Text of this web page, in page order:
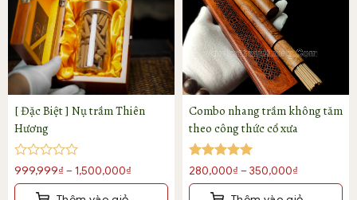
[ Đặc Biệt ] Nụ trầm Thiên
Hương
Được
xếp
hạng
999,999₫ –1,500,000₫
giá:
Combo nhang trầm không tăm
theo công thức cổ xưa
Được xếp
hạng55
280,000₫ –350,000₫
giá: